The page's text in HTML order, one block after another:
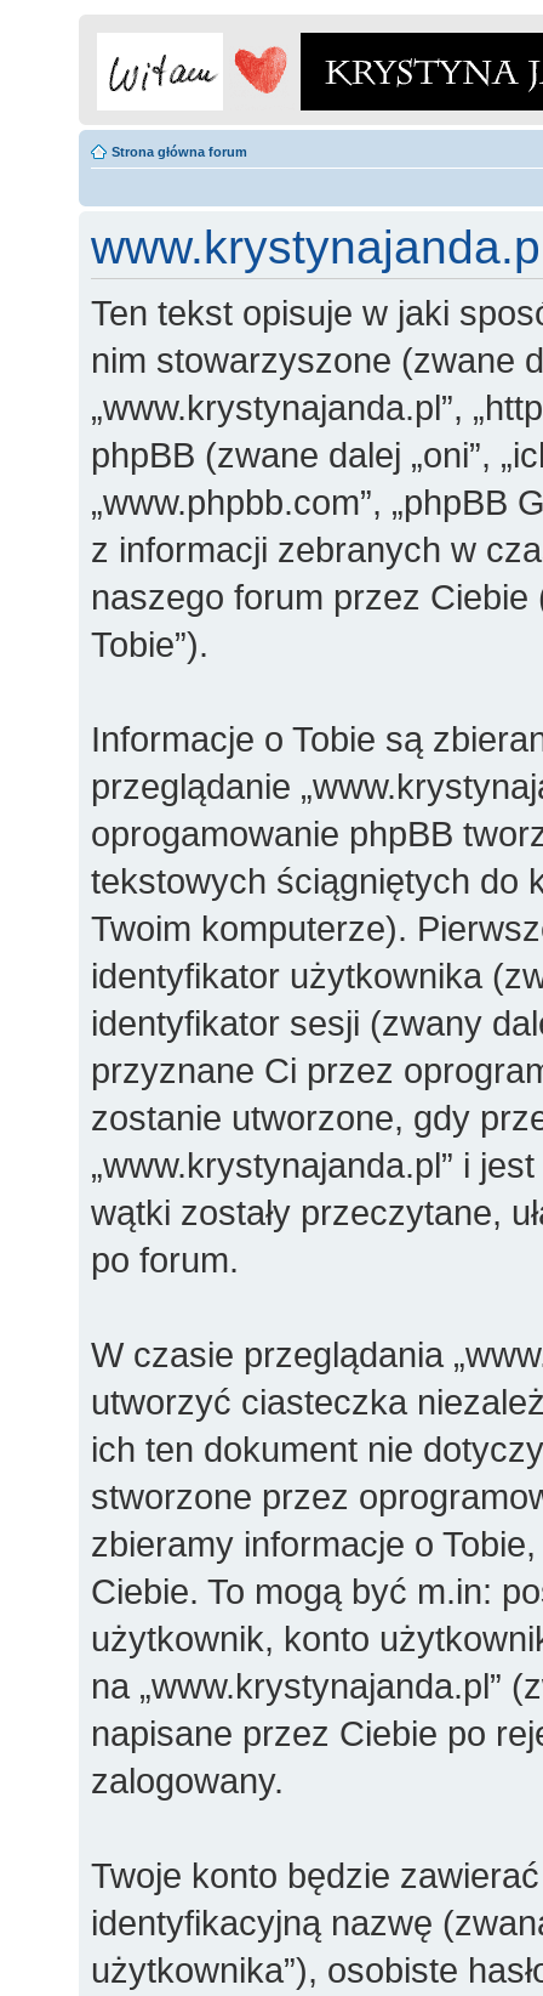
Strona główna forum
Ten tekst opisuje w jaki
nim stowarzyszone (zwane
„www.krystynajanda.pl”,
phpBB (zwane dalej „oni”,
„www.phpbb.com”, „phpBB
z informacji zebranych w
naszego forum przez Ciebie
Tobie”).
Informacje o Tobie są
przeglądanie
oprogamowanie phpBB
tekstowych ściągniętych do
Twoim komputerze).
identyfikator użytkownika
identyfikator sesji (zwany
przyznane Ci przez
zostanie utworzone, gdy
„www.krystynajanda.pl” i
wątki zostały przeczytane,
po forum.
W czasie przeglądania
utworzyć ciasteczka
ich ten dokument nie
stworzone przez
zbieramy informacje o
Ciebie. To mogą być m.in:
użytkownik, konto
na „www.krystynajanda.pl”
napisane przez Ciebie po
zalogowany.
Twoje konto będzie
identyfikacyjną nazwę
użytkownika”), osobiste